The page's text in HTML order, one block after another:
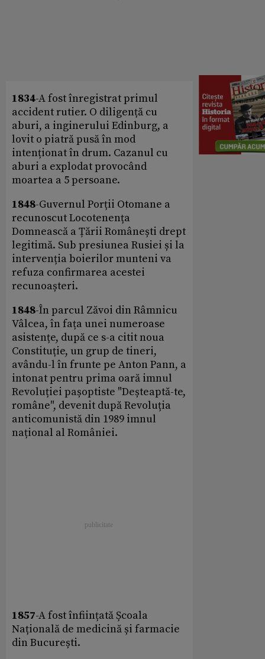
1834-A fost înregistrat primul
accident rutier. O diligență cu
aburi, a inginerului Edinburg, a
lovit o piatră pusă în mod
intenționat în drum. Cazanul cu
aburi a explodat provocând
moartea a 5 persoane.
1848-Guvernul Porții Otomane a
recunoscut Locotenența
Domnească a Țării Românești drept
legitimă. Sub presiunea Rusiei și la
intervenția boierilor munteni va
refuza confirmarea acestei
recunoașteri.
1848-În parcul Zăvoi din Râmnicu
Vâlcea, în fața unei numeroase
asistențe, după ce s-a citit noua
Constituție, un grup de tineri,
avându-l în frunte pe Anton Pann, a
intonat pentru prima oară imnul
Revoluției pașoptiste "Deșteaptă-te,
române", devenit după Revoluția
anticomunistă din 1989 imnul
național al României.
1857-A fost înființată Școala
Națională de medicină și farmacie
din București.